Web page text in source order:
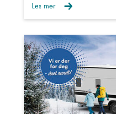
Vis
Ta
Les mer